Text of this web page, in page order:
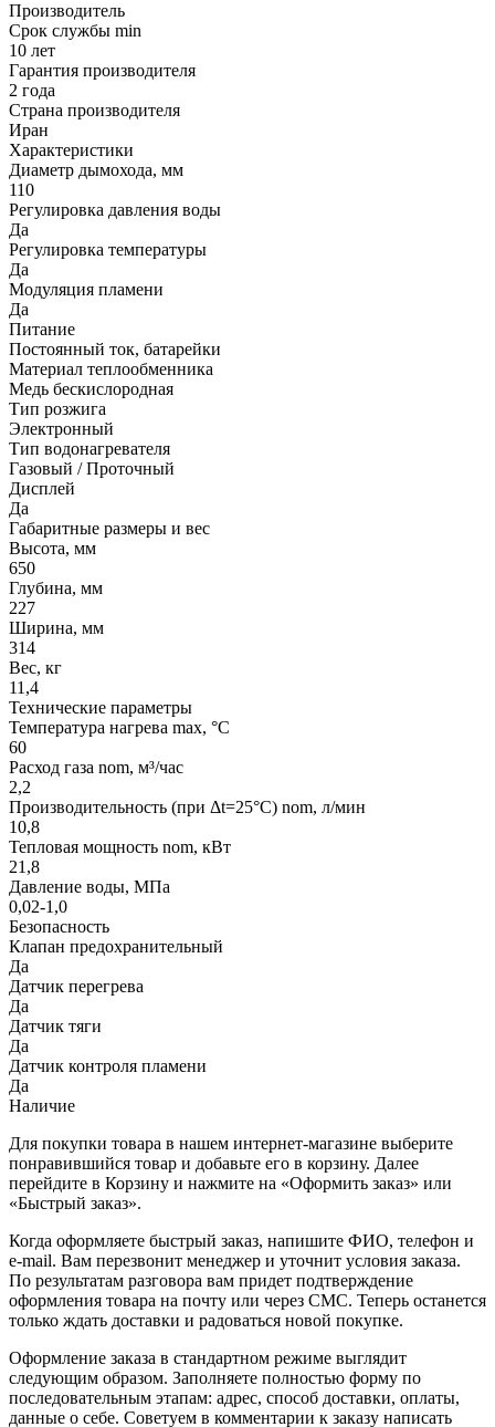
Производитель
Срок службы min
10 лет
Гарантия производителя
2 года
Страна производителя
Иран
Характеристики
Диаметр дымохода, мм
110
Регулировка давления воды
Да
Регулировка температуры
Да
Модуляция пламени
Да
Питание
Постоянный ток, батарейки
Материал теплообменника
Медь бескислородная
Тип розжига
Электронный
Тип водонагревателя
Газовый / Проточный
Дисплей
Да
Габаритные размеры и вес
Высота, мм
650
Глубина, мм
227
Ширина, мм
314
Вес, кг
11,4
Технические параметры
Температура нагрева max, °C
60
Расход газа nom, м³/час
2,2
Производительность (при Δt=25°C) nom, л/мин
10,8
Тепловая мощность nom, кВт
21,8
Давление воды, МПа
0,02-1,0
Безопасность
Клапан предохранительный
Да
Датчик перегрева
Да
Датчик тяги
Да
Датчик контроля пламени
Да
Наличие
Для покупки товара в нашем интернет-магазине выберите
понравившийся товар и добавьте его в корзину. Далее
перейдите в Корзину и нажмите на «Оформить заказ» или
«Быстрый заказ».
Когда оформляете быстрый заказ, напишите ФИО, телефон и
e-mail. Вам перезвонит менеджер и уточнит условия заказа.
По результатам разговора вам придет подтверждение
оформления товара на почту или через СМС. Теперь останется
только ждать доставки и радоваться новой покупке.
Оформление заказа в стандартном режиме выглядит
следующим образом. Заполняете полностью форму по
последовательным этапам: адрес, способ доставки, оплаты,
данные о себе. Советуем в комментарии к заказу написать